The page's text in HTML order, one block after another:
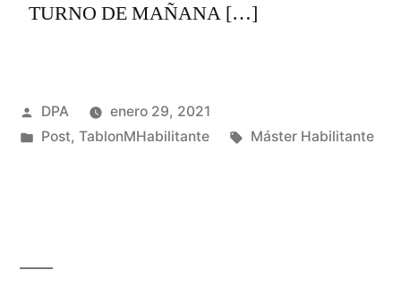
TURNO DE MAÑANA […]
Publicado
por
DPA
enero 29, 2021
Publicado
Post, TablonMHabilitante Etiquetas:
Máster Habilitante